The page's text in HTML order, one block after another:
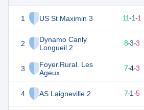
1 US St Maximin 3
2
Dynamo Canly
Longueil 2
3
Foyer.Rural. Les
Ageux
4 AS Laigneville 2
33 11-1-1
8-3-3
25 7-4-3
21 7-1-5